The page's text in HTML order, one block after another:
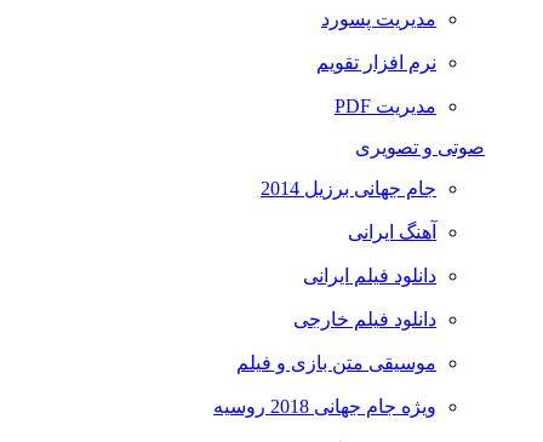
مدیریت پسورد
نرم افزار تقویم
مدیریت PDF
صوتی و تصویری
جام جهانی برزیل 2014
آهنگ ایرانی
دانلود فیلم ایرانی
دانلود فیلم خارجی
موسیقی متن بازی و فیلم
ویژه جام جهانی 2018 روسیه